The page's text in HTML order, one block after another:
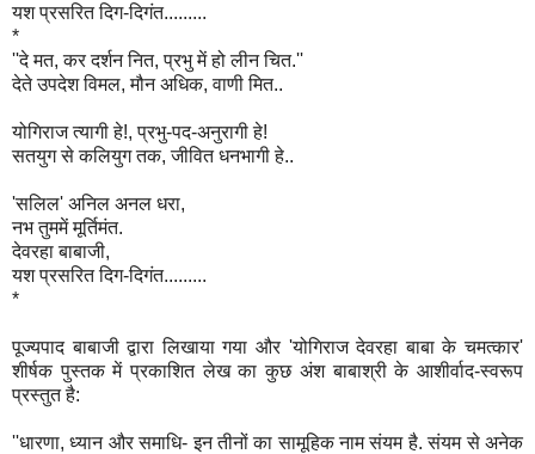
यश प्रसरित दिग-दिगंत.........
*
''दे मत, कर दर्शन नित, प्रभु में हो लीन चित.''
देते उपदेश विमल, मौन अधिक, वाणी मित..
योगिराज त्यागी हे!, प्रभु-पद-अनुरागी हे!
सतयुग से कलियुग तक, जीवित धनभागी हे..
'सलिल' अनिल अनल धरा,
नभ तुममें मूर्तिमंत.
देवरहा बाबाजी,
यश प्रसरित दिग-दिगंत.........
*
पूज्यपाद बाबाजी द्वारा लिखाया गया और 'योगिराज देवरहा बाबा के चमत्कार'
शीर्षक पुस्तक में प्रकाशित लेख का कुछ अंश बाबाश्री के आशीर्वाद-स्वरूप
प्रस्तुत है:
''धारणा, ध्यान और समाधि- इन तीनों का सामूहिक नाम संयम है. संयम से अनेक